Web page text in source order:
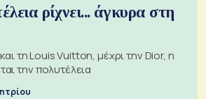
ρίχνει... άγκυρα στη
τη Louis Vuitton, μέχρι την Dior, η
την πολυτέλεια